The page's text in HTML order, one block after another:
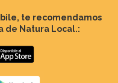
te recomendamos
de Natura Local.: